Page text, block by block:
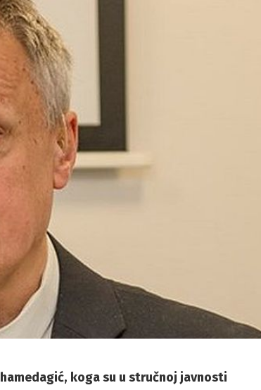
koga su u stručnoj javnosti